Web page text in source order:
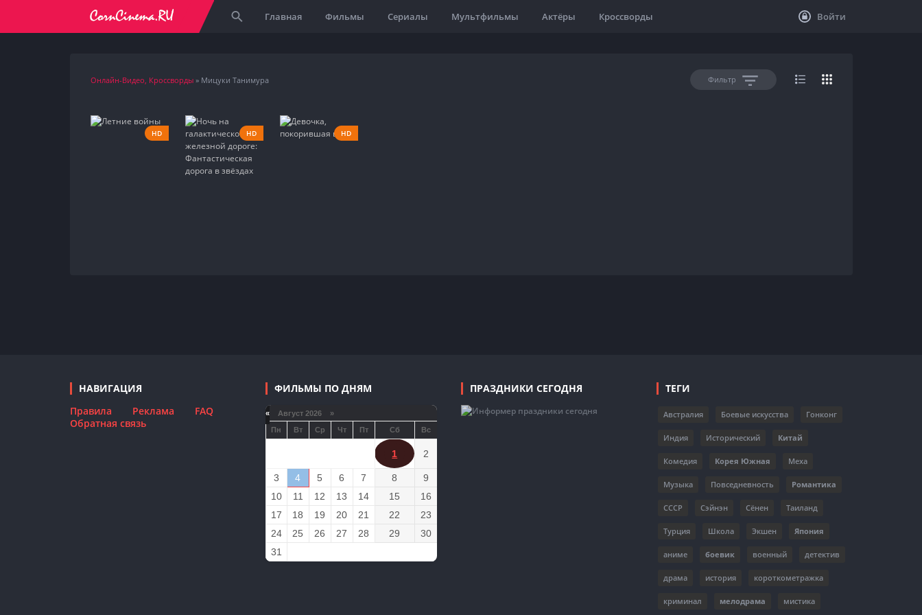
Войти
Главная Фильмы Сериалы Мультфильмы Актёры Кроссворды
Онлайн-Видео, Кроссворды» Мицуки Танимура Фильтр
HD HD HD
НАВИГАЦИЯ
Правила
Реклама
FAQ
Обратная связь
ФИЛЬМЫ ПО ДНЯМ
«Август 2026 »
Пн
Вт Ср Чт Пт Сб Вс
1 2
3 4 5 6 7 8
9
10
11 12 13 14 15
16
17
18 19 20 21 22
23
24
25 26 27 28 29
30
31
ПРАЗДНИКИ СЕГОДНЯ ТЕГИ
Австралия Боевые искусства Гонконг
Индия Исторический Китай
Комедия Корея Южная Меха
Музыка Повседневность Романтика
СССР Сэйнэн Сёнен Таиланд
Турция Школа Экшен Япония
аниме боевик военный детектив
драма история короткометражка
криминал мелодрама мистика